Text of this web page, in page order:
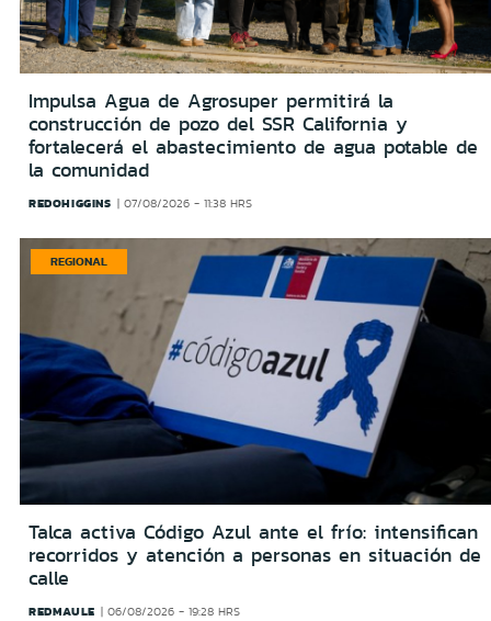
Impulsa Agua de Agrosuper permitirá la
construcción de pozo del SSR California y
fortalecerá el abastecimiento de agua potable de
la comunidad
REDOHIGGINS 07/08/2026 - 11:38 HRS
REGIONAL
Talca activa Código Azul ante el frío: intensifican
recorridos y atención a personas en situación de
calle
REDMAULE 06/08/2026 - 19:28 HRS